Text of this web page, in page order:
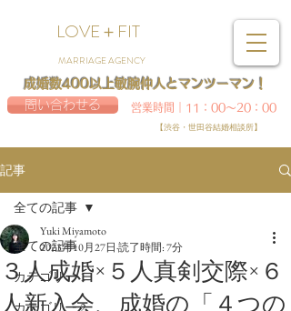
LOVE＋FIT
MARRIAGE AGENCY
問い合わせる
【渋谷・世田谷結婚相談所】
成婚数400以上敏腕仲人とマンツーマン！
営業時間｜11：00～20：00
記事
全ての記事
カテゴリー 1
カテゴリー 2
全ての記事
３人成婚×５人真剣交際×６
人新入会、成婚の「４つの
Yuki Miyamoto
2023年10月27日 読了時間: 7分